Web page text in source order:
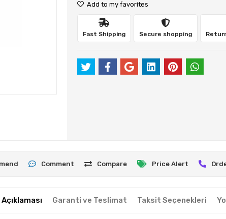
Add to my favorites
Fast Shipping Secure shopping
Comment Compare Price Alert
Garanti ve Teslimat Taksit Seçenekleri